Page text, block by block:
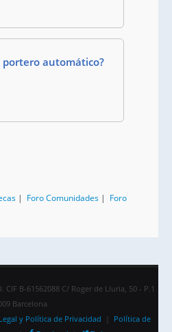
portero automático?
| Foro Comunidades | Foro
CIF B-61562088 C/ Roger de Lluria, 50 - P.1
Barcelona
y Política de Privacidad
Política de